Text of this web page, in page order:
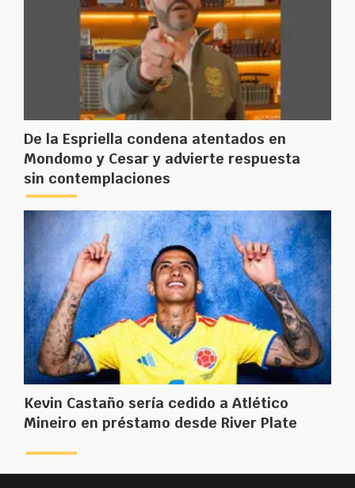
De la Espriella condena atentados en
Mondomo y Cesar y advierte respuesta
sin contemplaciones
Kevin Castaño sería cedido a Atlético
Mineiro en préstamo desde River Plate